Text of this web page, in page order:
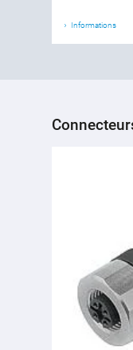
Informations